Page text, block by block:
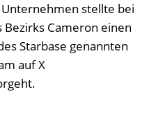
stellte bei
Cameron einen
Starbase genannten
auf X